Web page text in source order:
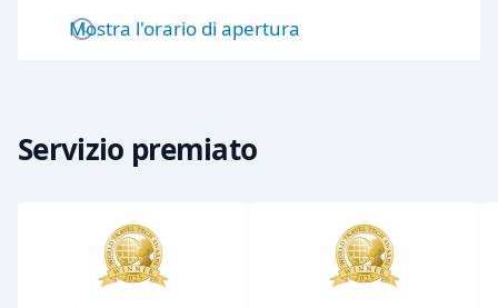
Rapidità della riconsegna
Mostra l'orario di apertura
Servizio premiato